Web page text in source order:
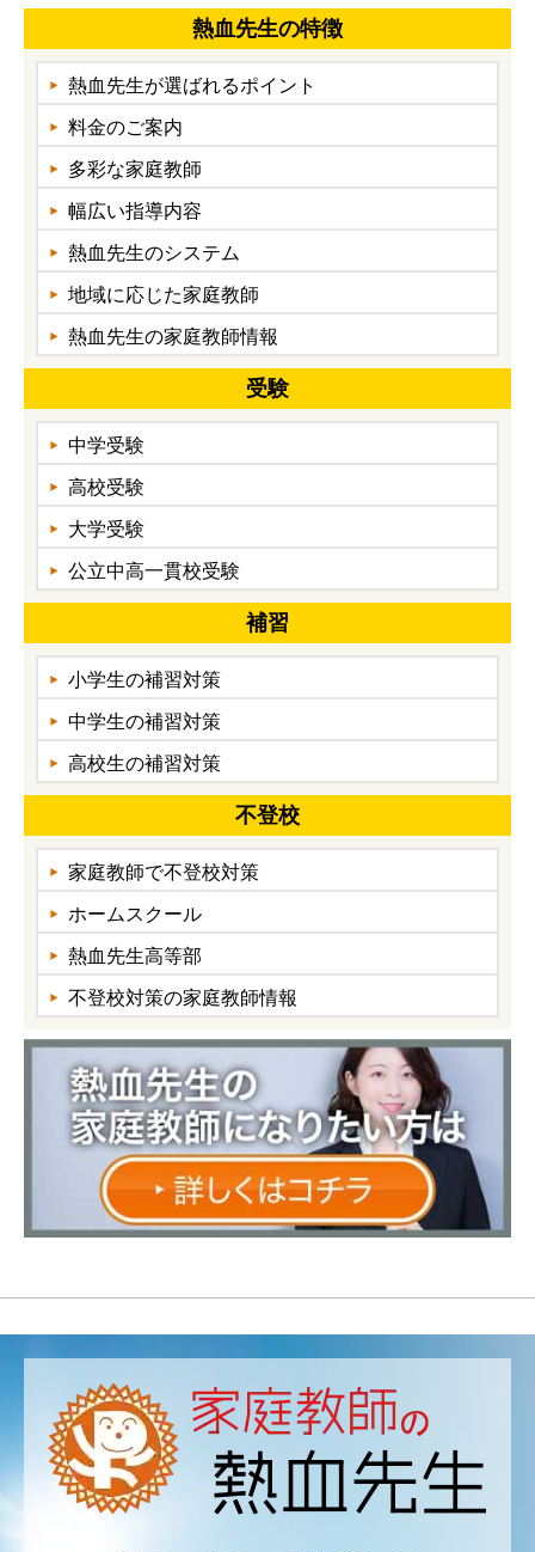
熱血先生の特徴
熱血先生が選ばれるポイント
料金のご案内
多彩な家庭教師
幅広い指導内容
熱血先生のシステム
地域に応じた家庭教師
熱血先生の家庭教師情報
受験
中学受験
高校受験
大学受験
公立中高一貫校受験
補習
小学生の補習対策
中学生の補習対策
高校生の補習対策
不登校
家庭教師で不登校対策
ホームスクール
熱血先生高等部
不登校対策の家庭教師情報